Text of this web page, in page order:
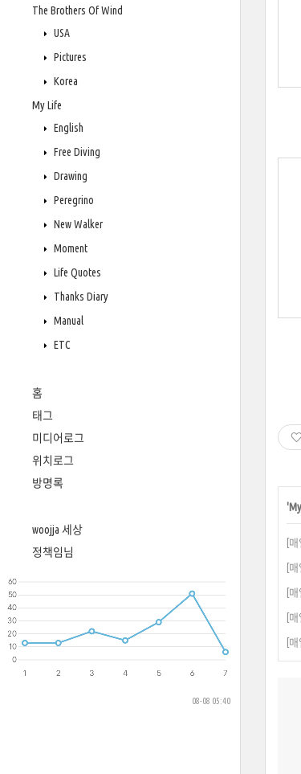
The Brothers Of Wind
USA
Pictures
Korea
My Life
English
Free Diving
Drawing
Peregrino
New Walker
Moment
Life Quotes
Thanks Diary
Manual
ETC
홈
태그
미디어로그
위치로그
방명록
woojja 세상
정책임님
08-08 05:40
'
[
[
[
[
[